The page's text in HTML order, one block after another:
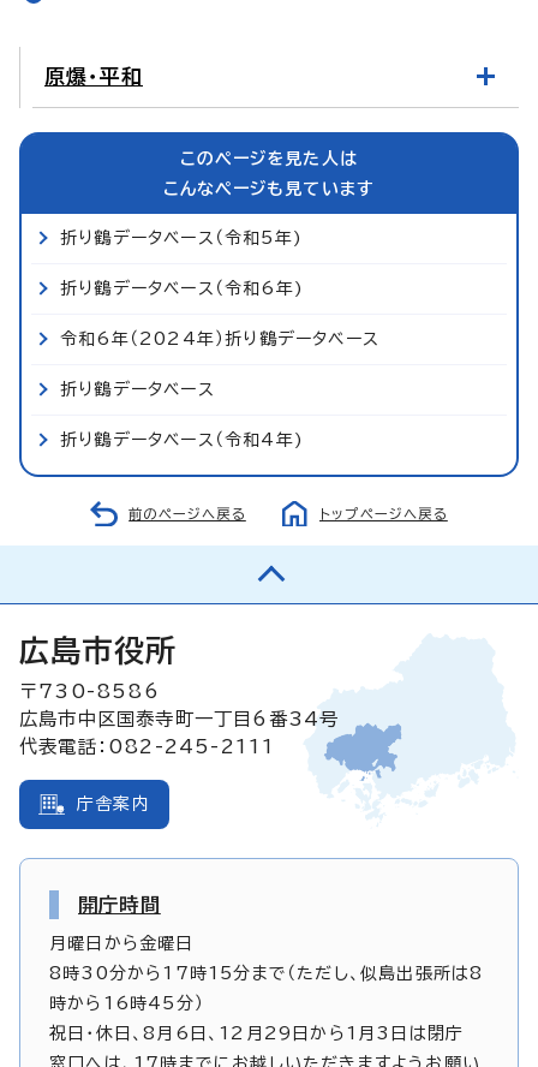
原爆・平和
このページを見た人は
こんなページも見ています
折り鶴データベース（令和5年)
折り鶴データベース（令和6年)
令和6年（2024年）折り鶴データベース
折り鶴データベース
折り鶴データベース（令和4年)
前のページへ戻る トップページへ戻る
広島市役所
〒730-8586
広島市中区国泰寺町一丁目6番34号
代表電話：082-245-2111
庁舎案内
開庁時間
月曜日から金曜日
8時30分から17時15分まで（ただし、似島出張所は8
時から16時45分）
祝日・休日、8月6日、12月29日から1月3日は閉庁
窓口へは、17時までにお越しいただきますようお願い